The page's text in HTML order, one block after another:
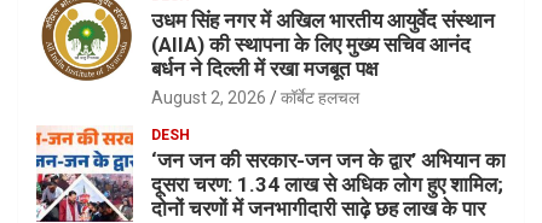
उधम सिंह नगर में अखिल भारतीय आयुर्वेद संस्थान
(AIIA) की स्थापना के लिए मुख्य सचिव आनंद
बर्धन ने दिल्ली में रखा मजबूत पक्ष
August 2, 2026 कॉर्बेट हलचल
DESH
‘जन जन की सरकार-जन जन के द्वार’ अभियान का
दूसरा चरण: 1.34 लाख से अधिक लोग हुए शामिल;
दोनों चरणों में जनभागीदारी साढ़े छह लाख के पार